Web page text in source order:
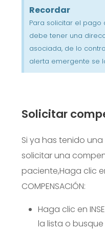
Recordar
Para solicitar el pago
debe tener una
asociada, de lo
alerta emergente se
Solicitar
Si ya has tenido
solicitar una
paciente,Haga clic
COMPENSACIÓN:
Haga clic en
la lista o